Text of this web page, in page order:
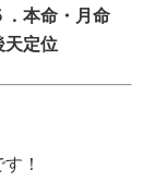
．本命・月命
定位
！